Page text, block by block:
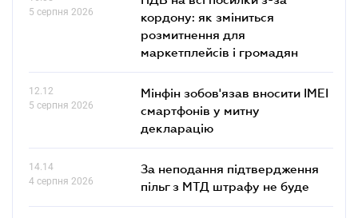
5 серпня 2026
кордону: як зміниться
розмитнення для
маркетплейсів і громадян
12.12
5 серпня 2026
Мінфін зобов'язав вносити IMEI
смартфонів у митну
декларацію
14.14
4 серпня 2026
За неподання підтвердження
пільг з МТД штрафу не буде